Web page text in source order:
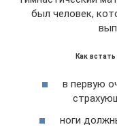
был человек,
Как
в первую
ноги